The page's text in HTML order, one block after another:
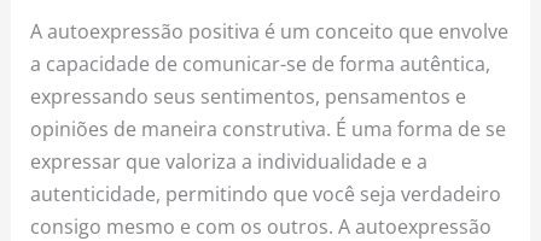
A autoexpressão positiva é um conceito que envolve
a capacidade de comunicar-se de forma autêntica,
expressando seus sentimentos, pensamentos e
opiniões de maneira construtiva. É uma forma de se
expressar que valoriza a individualidade e a
autenticidade, permitindo que você seja verdadeiro
consigo mesmo e com os outros. A autoexpressão